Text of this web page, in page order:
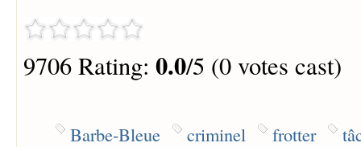
9706 Rating: 0.0/5 (0 votes cast)
Barbe-Bleue criminel frotter